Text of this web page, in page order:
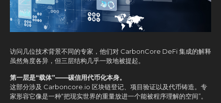
访问几位技术背景不同的专家，他们对 CarbonCore DeFi 集成的解释
虽然角度各异，但三层结构几乎一致地被提起。
第一层是“载体”——碳信用代币化本身。
这部分涉及 Carboncore.io 区块链登记、项目验证以及代币铸造。专
家形容它像是一种“把现实世界的重量放进一个能被程序理解的空间”。